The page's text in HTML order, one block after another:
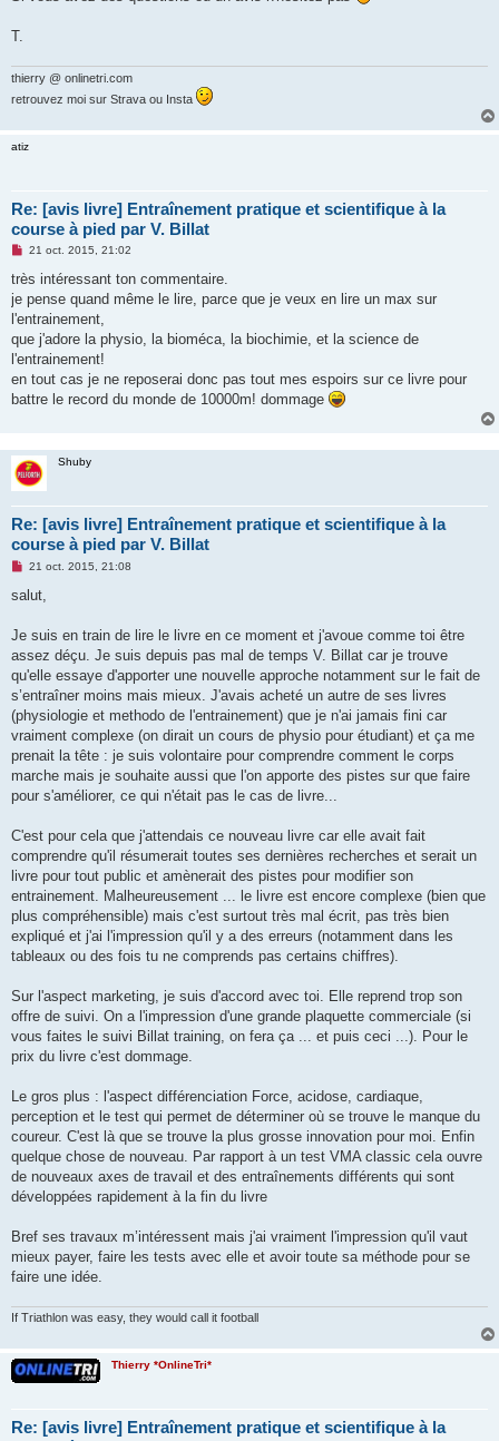
T.
thierry @ onlinetri.com
retrouvez moi sur Strava ou Insta
atiz
Re: [avis livre] Entraînement pratique et scientifique à la
course à pied par V. Billat
M
s
a
g
n
o
l
u
21 oct. 2015, 21:02
très intéressant ton commentaire.
je pense quand même le lire, parce que je veux en lire un max sur
l'entrainement,
que j'adore la physio, la bioméca, la biochimie, et la science de
l'entrainement!
en tout cas je ne reposerai donc pas tout mes espoirs sur ce livre pour
battre le record du monde de 10000m! dommage
Shuby
Re: [avis livre] Entraînement pratique et scientifique à la
course à pied par V. Billat
M
s
g
n
o
l
u
21 oct. 2015, 21:08
salut,
Je suis en train de lire le livre en ce moment et j'avoue comme toi être
assez déçu. Je suis depuis pas mal de temps V. Billat car je trouve
qu'elle essaye d'apporter une nouvelle approche notamment sur le fait de
s’entraîner moins mais mieux. J'avais acheté un autre de ses livres
(physiologie et methodo de l'entrainement) que je n'ai jamais fini car
vraiment complexe (on dirait un cours de physio pour étudiant) et ça me
prenait la tête : je suis volontaire pour comprendre comment le corps
marche mais je souhaite aussi que l'on apporte des pistes sur que faire
pour s'améliorer, ce qui n'était pas le cas de livre...
C'est pour cela que j'attendais ce nouveau livre car elle avait fait
comprendre qu'il résumerait toutes ses dernières recherches et serait un
livre pour tout public et amènerait des pistes pour modifier son
entrainement. Malheureusement ... le livre est encore complexe (bien que
plus compréhensible) mais c'est surtout très mal écrit, pas très bien
expliqué et j'ai l'impression qu'il y a des erreurs (notamment dans les
tableaux ou des fois tu ne comprends pas certains chiffres).
Sur l'aspect marketing, je suis d'accord avec toi. Elle reprend trop son
offre de suivi. On a l'impression d'une grande plaquette commerciale (si
vous faites le suivi Billat training, on fera ça ... et puis ceci ...). Pour le
prix du livre c'est dommage.
Le gros plus : l'aspect différenciation Force, acidose, cardiaque,
perception et le test qui permet de déterminer où se trouve le manque du
coureur. C'est là que se trouve la plus grosse innovation pour moi. Enfin
quelque chose de nouveau. Par rapport à un test VMA classic cela ouvre
de nouveaux axes de travail et des entraînements différents qui sont
développées rapidement à la fin du livre
Bref ses travaux m’intéressent mais j'ai vraiment l'impression qu'il vaut
mieux payer, faire les tests avec elle et avoir toute sa méthode pour se
faire une idée.
If Triathlon was easy, they would call it football
Thierry *OnlineTri*
Re: [avis livre] Entraînement pratique et scientifique à la